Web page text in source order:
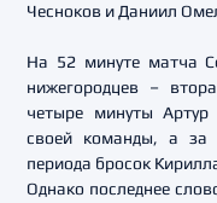
Чесноков и Даниил
На 52 минуте матча
нижегородцев –
четыре минуты
своей команды, а за
периода бросок
Однако последнее